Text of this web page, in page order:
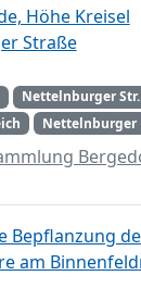
Höhe Kreisel
Straße
Nettelnburger Str.
Nettelnburger
Bepflanzung
am